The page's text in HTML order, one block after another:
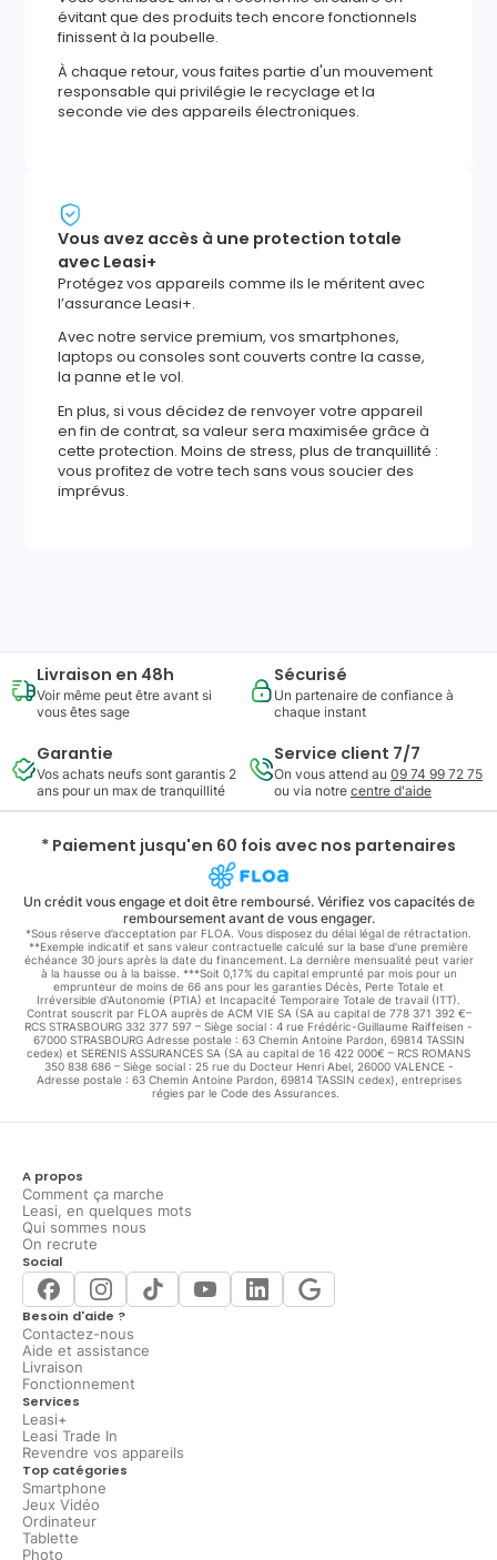
évitant que des produits tech encore fonctionnels
finissent à la poubelle.
À chaque retour, vous faites partie d'un mouvement
responsable qui privilégie le recyclage et la
seconde vie des appareils électroniques.
Vous avez accès à une protection totale
avec Leasi+
Protégez vos appareils comme ils le méritent avec
l’assurance Leasi+.
Avec notre service premium, vos smartphones,
laptops ou consoles sont couverts contre la casse,
la panne et le vol.
En plus, si vous décidez de renvoyer votre appareil
en fin de contrat, sa valeur sera maximisée grâce à
cette protection. Moins de stress, plus de tranquillité :
vous profitez de votre tech sans vous soucier des
imprévus.
Livraison en 48h
Voir même peut être avant si
vous êtes sage
Sécurisé
Un partenaire de confiance à
chaque instant
Garantie
Vos achats neufs sont garantis 2
ans pour un max de tranquillité
Service client 7/7
On vous attend au 09 74 99 72 75
ou via notre centre d'aide
* Paiement jusqu'en 60 fois avec nos partenaires
Un crédit vous engage et doit être remboursé. Vérifiez vos capacités de
remboursement avant de vous engager.
*Sous réserve d’acceptation par FLOA. Vous disposez du délai légal de rétractation.
**Exemple indicatif et sans valeur contractuelle calculé sur la base d'une première
échéance 30 jours après la date du financement. La dernière mensualité peut varier
à la hausse ou à la baisse. ***Soit 0,17% du capital emprunté par mois pour un
emprunteur de moins de 66 ans pour les garanties Décès, Perte Totale et
Irréversible d'Autonomie (PTIA) et Incapacité Temporaire Totale de travail (ITT).
Contrat souscrit par FLOA auprès de ACM VIE SA (SA au capital de 778 371 392 €–
RCS STRASBOURG 332 377 597 – Siège social : 4 rue Frédéric-Guillaume Raiffeisen -
67000 STRASBOURG Adresse postale : 63 Chemin Antoine Pardon, 69814 TASSIN
cedex) et SERENIS ASSURANCES SA (SA au capital de 16 422 000€ – RCS ROMANS
350 838 686 – Siège social : 25 rue du Docteur Henri Abel, 26000 VALENCE -
Adresse postale : 63 Chemin Antoine Pardon, 69814 TASSIN cedex), entreprises
régies par le Code des Assurances.
A propos
Comment ça marche
Leasi, en quelques mots
Qui sommes nous
On recrute
Social
Besoin d'aide ?
Contactez-nous
Aide et assistance
Livraison
Fonctionnement
Services
Leasi+
Leasi Trade In
Revendre vos appareils
Top catégories
Smartphone
Jeux Vidéo
Ordinateur
Tablette
Photo